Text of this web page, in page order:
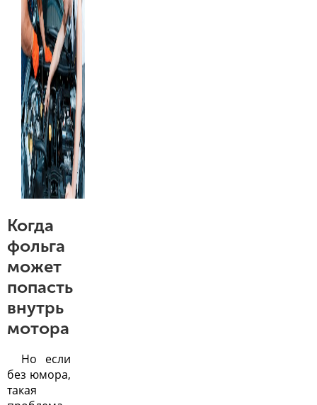
Когда
фольга
может
попасть
внутрь
мотора
Но если
без юмора,
такая